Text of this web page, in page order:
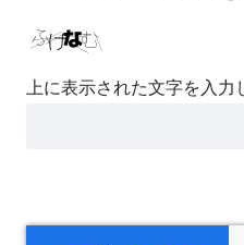
上に表示された文字を入力